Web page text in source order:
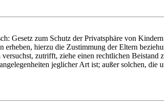
Gesetz zum Schutz der Privatsphäre von
hierzu die Zustimmung der Eltern
zutrifft, ziehe einen rechtlichen
jeglicher Art ist; außer solchen,